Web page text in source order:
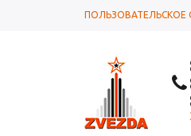
ПОЛЬЗОВАТЕЛЬСКОЕ